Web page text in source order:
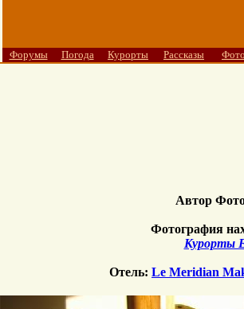
Форумы
Погода Курорты Рассказы
Автор
Фотография
Курорты
Отель: Le Meridian